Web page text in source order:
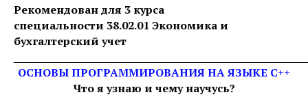
Рекомендован для 3 курса
специальности 38.02.01 Экономика и
бухгалтерский учет
ОСНОВЫ ПРОГРАММИРОВАНИЯ НА ЯЗЫКЕ С++
Что я узнаю и чему научусь?